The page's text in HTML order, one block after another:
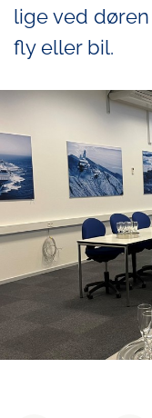
lige ved
fly eller bil.